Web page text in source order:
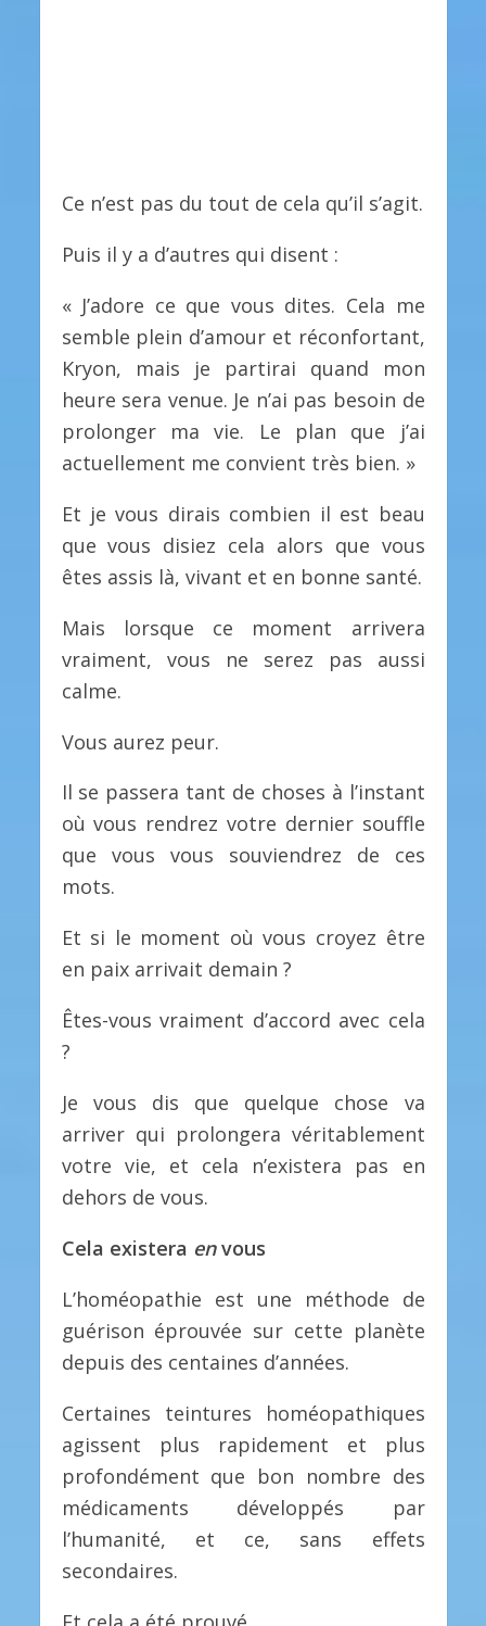
Ce n’est pas du tout de cela qu’il s’agit.
Puis il y a d’autres qui disent :
« J’adore ce que vous dites. Cela me
semble plein d’amour et réconfortant,
Kryon, mais je partirai quand mon
heure sera venue. Je n’ai pas besoin de
prolonger ma vie. Le plan que j’ai
actuellement me convient très bien. »
Et je vous dirais combien il est beau
que vous disiez cela alors que vous
êtes assis là, vivant et en bonne santé.
Mais lorsque ce moment arrivera
vraiment, vous ne serez pas aussi
calme.
Vous aurez peur.
Il se passera tant de choses à l’instant
où vous rendrez votre dernier souffle
que vous vous souviendrez de ces
mots.
Et si le moment où vous croyez être
en paix arrivait demain ?
Êtes-vous vraiment d’accord avec cela
?
Je vous dis que quelque chose va
arriver qui prolongera véritablement
votre vie, et cela n’existera pas en
dehors de vous.
Cela existera envous
L’homéopathie est une méthode de
guérison éprouvée sur cette planète
depuis des centaines d’années.
Certaines teintures homéopathiques
agissent plus rapidement et plus
profondément que bon nombre des
médicaments développés par
l’humanité, et ce, sans effets
secondaires.